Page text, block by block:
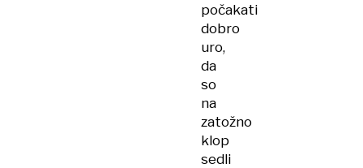
počakati
dobro
uro,
da
so
na
zatožno
klop
sedli